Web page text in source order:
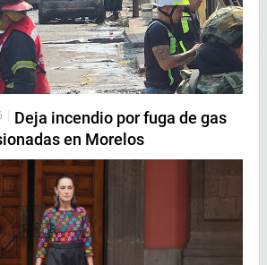
Deja incendio por fuga de gas
en Morelos